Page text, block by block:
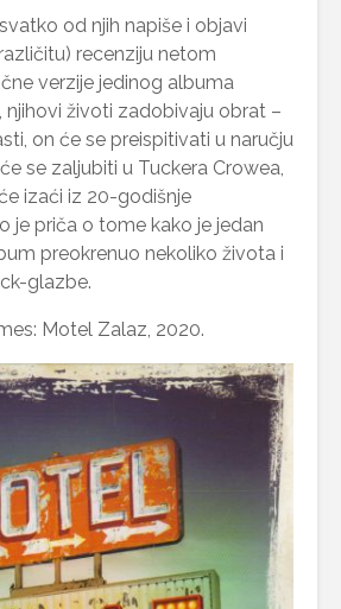
od njih napiše i objavi
recenziju netom
verzije jedinog albuma
njihovi životi zadobivaju obrat –
on će se preispitivati u naručju
se zaljubiti u Tuckera Crowea,
izaći iz 20-godišnje
je priča o tome kako je jedan
preokrenuo nekoliko života i
glazbe.
Motel Zalaz, 2020.